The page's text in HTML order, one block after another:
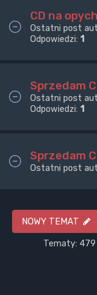
CD na opych
Ostatni post
Odpowiedzi: 1
Sprzedam
Ostatni post
Odpowiedzi: 1
Sprzedam
Ostatni post
NOWY TEMAT
Tematy: 479